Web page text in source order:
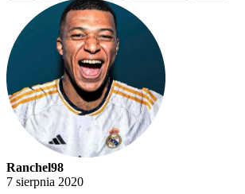
Ranchel98
7 sierpnia 2020